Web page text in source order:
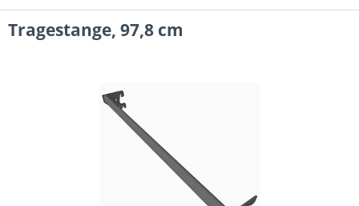
Tragestange, 97,8 cm